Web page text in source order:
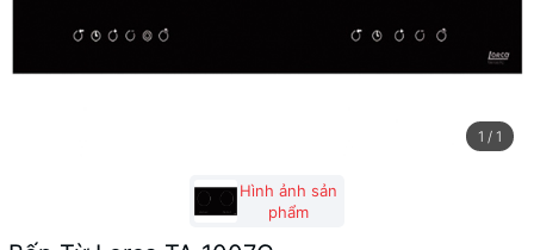
1 / 1
Hình ảnh sản
phẩm